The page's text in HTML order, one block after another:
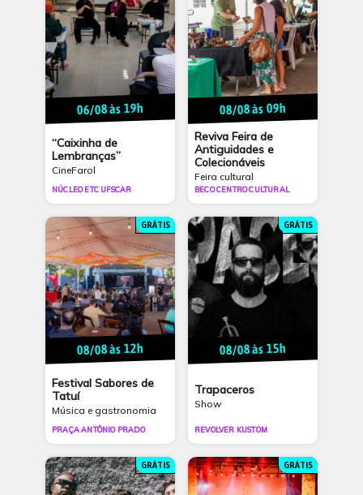
06/08 às 19h
“Caixinha de
Lembranças”
CineFarol
NÚCLEO ETC UFSCAR
08/08 às 09h
Reviva Feira de
Antiguidades e
Colecionáveis
Feira cultural
BECO CENTRO CULTURAL
GRÁTIS
08/08 às 12h
Festival Sabores de
Tatuí
Música e gastronomia
PRAÇA ANTÔNIO PRADO
GRÁTIS
08/08 às 15h
Trapaceros
Show
REVOLVER KUSTOM
GRÁTIS GRÁTIS